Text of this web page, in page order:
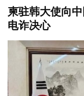
柬驻韩大使向
电诈决心